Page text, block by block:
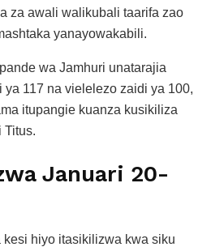
za awali walikubali taarifa zao
yanayowakabili.
wa Jamhuri unatarajia
ya 117 na vielelezo zaidi ya 100,
itupangie kuanza kusikiliza
Titus.
Januari 20-
kesi hiyo itasikilizwa kwa siku